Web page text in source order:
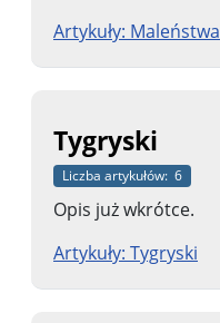
Artykuły: Maleństwa
Tygryski
Liczba artykułów: 6
Opis już wkrótce.
Artykuły: Tygryski